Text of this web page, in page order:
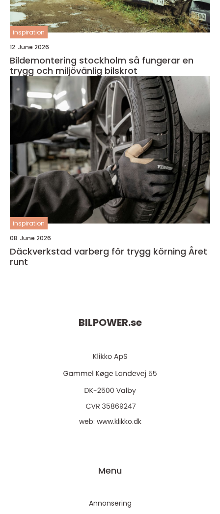
inspiration
12. June 2026
Bildemontering stockholm så fungerar en
trygg och miljövänlig bilskrot
inspiration
08. June 2026
Däckverkstad varberg för trygg körning Året
runt
BILPOWER.se
web: www.klikko.dk
Menu
Annonsering